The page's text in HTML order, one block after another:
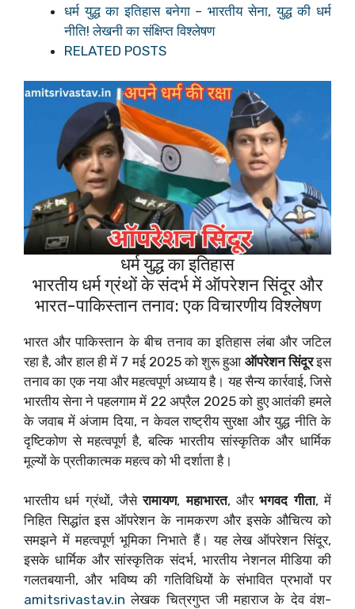
धर्म युद्ध का इतिहास बनेगा – भारतीय सेना, युद्ध की धर्म
नीति! लेखनी का संक्षिप्त विश्लेषण
RELATED POSTS
धर्म युद्ध का इतिहास
भारतीय धर्म ग्रंथों के संदर्भ में ऑपरेशन सिंदूर और
भारत-पाकिस्तान तनाव: एक विचारणीय विश्लेषण
भारत और पाकिस्तान के बीच तनाव का इतिहास लंबा और जटिल
रहा है, और हाल ही में 7 मई 2025 को शुरू हुआ ऑपरेशन सिंदूरइस
तनाव का एक नया और महत्वपूर्ण अध्याय है। यह सैन्य कार्रवाई, जिसे
भारतीय सेना ने पहलगाम में 22 अप्रैल 2025 को हुए आतंकी हमले
के जवाब में अंजाम दिया, न केवल राष्ट्रीय सुरक्षा और युद्ध नीति के
दृष्टिकोण से महत्वपूर्ण है, बल्कि भारतीय सांस्कृतिक और धार्मिक
मूल्यों के प्रतीकात्मक महत्व को भी दर्शाता है।
भारतीय धर्म ग्रंथों, जैसेरामायण,महाभारत, औरभगवद गीता, में
निहित सिद्धांत इस ऑपरेशन के नामकरण और इसके औचित्य को
समझने में महत्वपूर्ण भूमिका निभाते हैं। यह लेख ऑपरेशन सिंदूर,
इसके धार्मिक और सांस्कृतिक संदर्भ, भारतीय नेशनल मीडिया की
गलतबयानी, और भविष्य की गतिविधियों के संभावित प्रभावों पर
amitsrivastav.in लेखक चित्रगुप्त जी महाराज के देव वंश-